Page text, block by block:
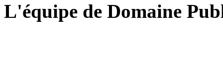
L'équipe de Domaine